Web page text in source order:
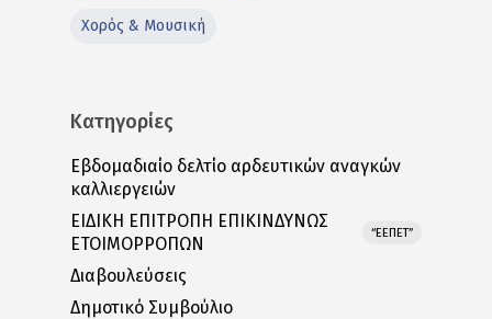
Χορός & Μουσική
Κατηγορίες
Εβδομαδιαίο δελτίο αρδευτικών αναγκών
καλλιεργειών
ΕΙΔΙΚΗ ΕΠΙΤΡΟΠΗ ΕΠΙΚΙΝΔΥΝΩΣ
ΕΤΟΙΜΟΡΡΟΠΩΝ
“ΕΕΠΕΤ”
Διαβουλεύσεις
Δημοτικό Συμβούλιο